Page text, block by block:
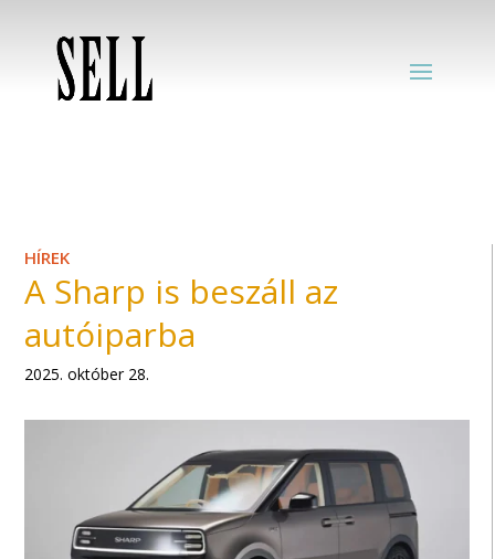
HÍREK
A Sharp is beszáll az
autóiparba
2025. október 28.